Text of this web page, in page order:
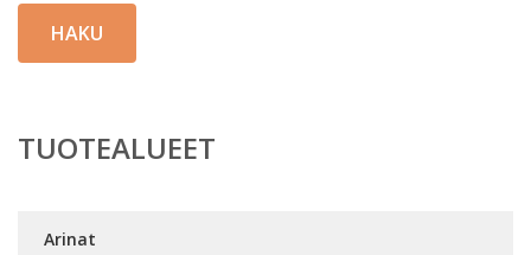
HAKU
TUOTEALUEET
Arinat